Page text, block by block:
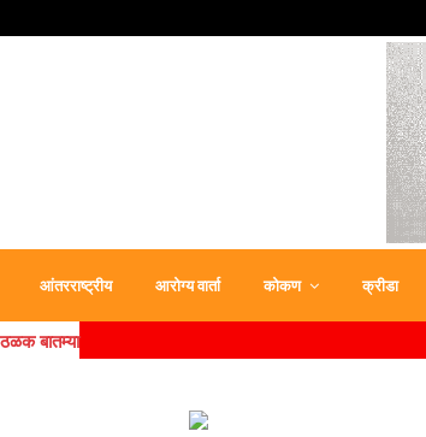
आंतरराष्ट्रीय आरोग्य वार्ता कोकण क्रीडा
ठळक बातम्या